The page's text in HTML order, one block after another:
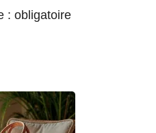
: obligatoire